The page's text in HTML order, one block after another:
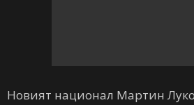
Новият национал Мартин